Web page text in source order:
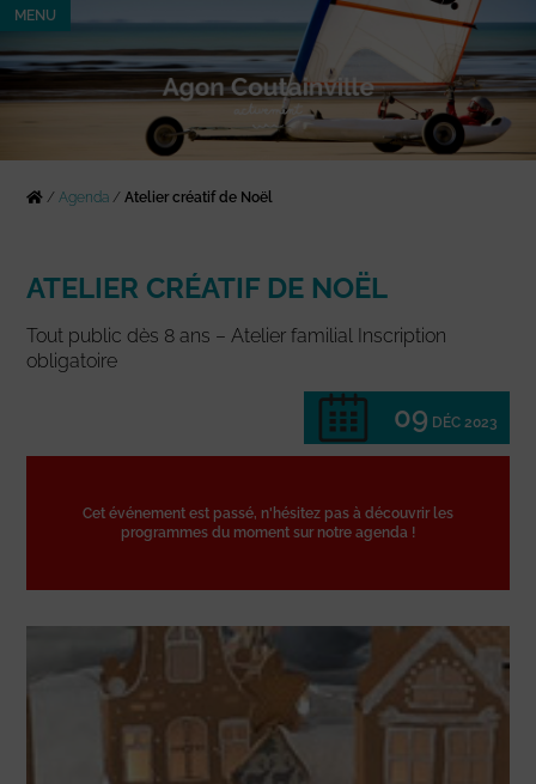
MENU
/Agenda /Atelier créatif de Noël
ATELIER CRÉATIF DE NOËL
Tout public dès 8 ans – Atelier familial Inscription
obligatoire
09 DÉC 2023
Cet événement est passé, n'hésitez pas à découvrir les
programmes du moment sur notre agenda !